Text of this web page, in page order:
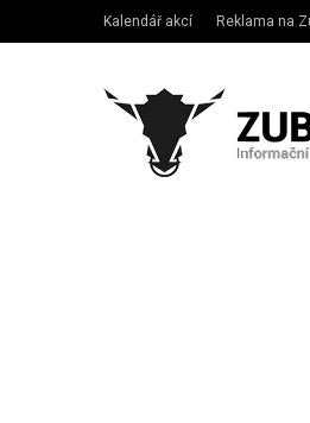
Kalendář akcí Reklama na